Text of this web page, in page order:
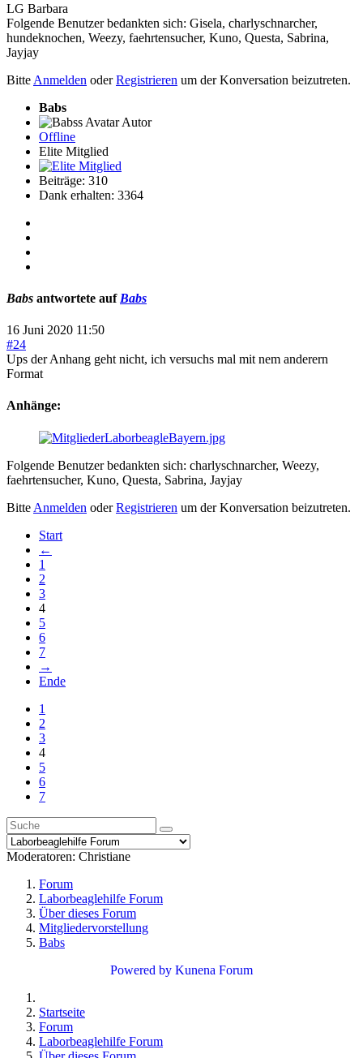
LG Barbara
Folgende Benutzer bedankten sich: Gisela, charlyschnarcher,
hundeknochen, Weezy, faehrtensucher, Kuno, Questa, Sabrina,
Jayjay
Bitte Anmelden oderRegistrieren um der Konversation beizutreten.
Babs
Autor
Offline
Elite Mitglied
Beiträge: 310
Dank erhalten: 3364
Babs antwortete auf Babs
16 Juni 2020 11:50
#24
Ups der Anhang geht nicht, ich versuchs mal mit nem anderern
Format
Anhänge:
Folgende Benutzer bedankten sich: charlyschnarcher, Weezy,
faehrtensucher, Kuno, Questa, Sabrina, Jayjay
Bitte Anmelden oderRegistrieren um der Konversation beizutreten.
Start
←
1
2
3
4
5
6
7
→
Ende
1
2
3
4
5
6
7
Moderatoren: Christiane
Forum
Laborbeaglehilfe Forum
Über dieses Forum
Mitgliedervorstellung
Babs
Powered by Kunena Forum
Startseite
Forum
Laborbeaglehilfe Forum